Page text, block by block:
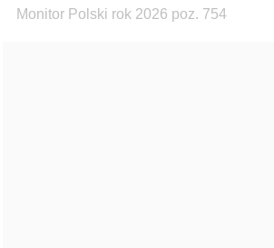
Monitor Polski rok 2026 poz. 754